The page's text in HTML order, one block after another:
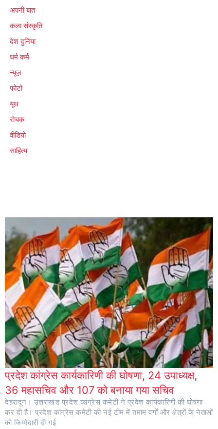
अपनी बात
कला संस्कृति
देश दुनिया
धर्म कर्म
न्यूज़
फोटो
यूथ
रोचक
वीडियो
साहित्य
प्रदेश कांग्रेस कार्यकारिणी की घोषणा, 24 उपाध्यक्ष,
36 महासचिव और 107 को बनाया गया सचिव
देहरादून। उत्तराखंड प्रदेश कांग्रेस कमेटी ने प्रदेश कार्यकारिणी की घोषणा
कर दी है। प्रदेश कांग्रेस कमेटी की नई टीम में तमाम वर्गों और क्षेत्रों के नेताओं
को जिम्मेदारी दी गई